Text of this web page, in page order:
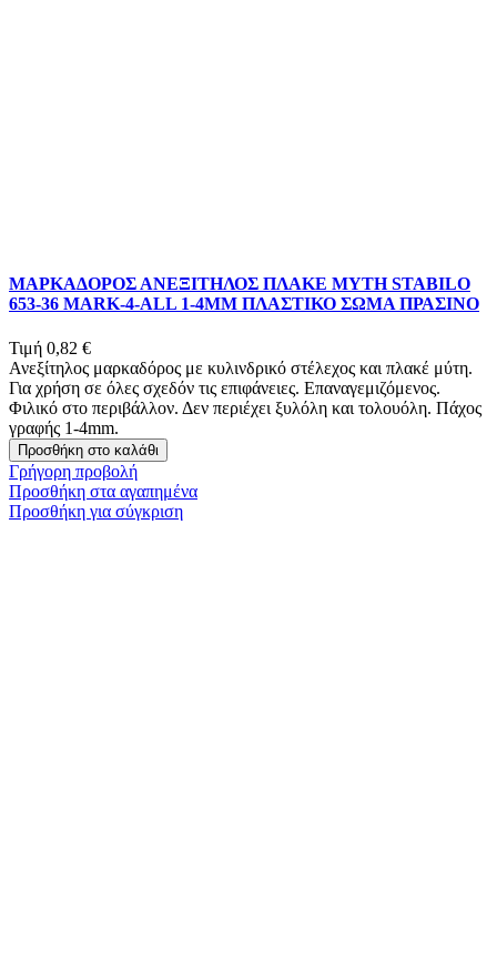
ΜΑΡΚΑΔΟΡΟΣ ΑΝΕΞΙΤΗΛΟΣ ΠΛΑΚΕ ΜΥΤΗ STABILO
653-36 MARK-4-ALL 1-4ΜΜ ΠΛΑΣΤΙΚΟ ΣΩΜΑ ΠΡΑΣΙΝΟ
Τιμή 0,82 €
Ανεξίτηλος μαρκαδόρος με κυλινδρικό στέλεχος και πλακέ μύτη.
Για χρήση σε όλες σχεδόν τις επιφάνειες. Επαναγεμιζόμενος.
Φιλικό στο περιβάλλον. Δεν περιέχει ξυλόλη και τολουόλη. Πάχος
γραφής 1-4mm.
Προσθήκη στο καλάθι
Γρήγορη προβολή
Προσθήκη στα αγαπημένα
Προσθήκη για σύγκριση